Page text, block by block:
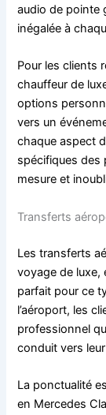
audio de pointe
inégalée à
Pour les clients
chauffeur de
options
vers un
chaque aspect
spécifiques des
mesure et
Transferts
Les transferts
voyage de luxe,
parfait pour ce
l’aéroport, les
professionnel
conduit vers
La ponctualité
en Mercedes